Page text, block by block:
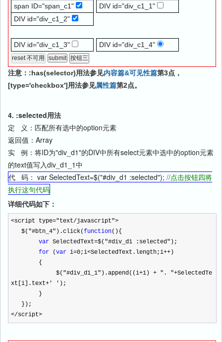
span ID="span_c1"
DIV id="div_c1_1"
DIV id="div_c1_2"
DIV id="div_c1_3" DIV id="div_c1_4"
注意：:has(selector)用法参见内容篇&可见性篇第3点，
[type='checkbox']用法参见属性篇第2点。
4. :selected用法
定 义：匹配所有选中的option元素
返回值：Array
实 例：将ID为"div_d1"的DIV中所有select元素中选中的option元素
的text值写入div_d1_1中
代 码： var SelectedText=$("#div_d1 :selected"); //点击按钮四将
执行这句代码
详细代码如下：
<script type="text/javascript">
$( "#btn_4" ).click(function(){
var SelectedText=$( "#div_d1 :selected" );
for (var i=0;i<SelectedText.length;i++ )
{
$( "#div_d1_1" ).append((i+1 ) + " . "+SelectedTe
xt[i].text+ ' ' );
}
});
</script>